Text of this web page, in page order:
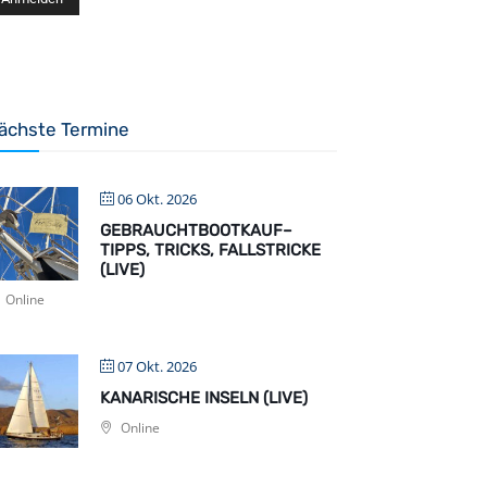
Termine
06 Okt. 2026
GEBRAUCHTBOOTKAUF–
TIPPS, TRICKS, FALLSTRICKE
(LIVE)
Online
07 Okt. 2026
KANARISCHE INSELN (LIVE)
Online